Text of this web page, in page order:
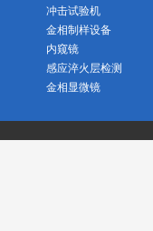
冲击试验机
金相制样设备
内窥镜
感应淬火层检测
金相显微镜